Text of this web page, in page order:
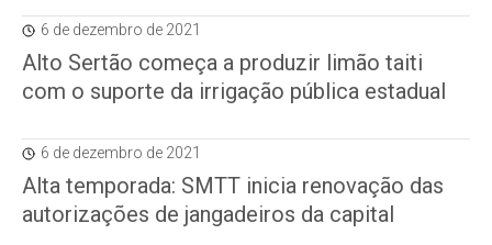
6 de dezembro de 2021
Alto Sertão começa a produzir limão taiti
com o suporte da irrigação pública estadual
6 de dezembro de 2021
Alta temporada: SMTT inicia renovação das
autorizações de jangadeiros da capital